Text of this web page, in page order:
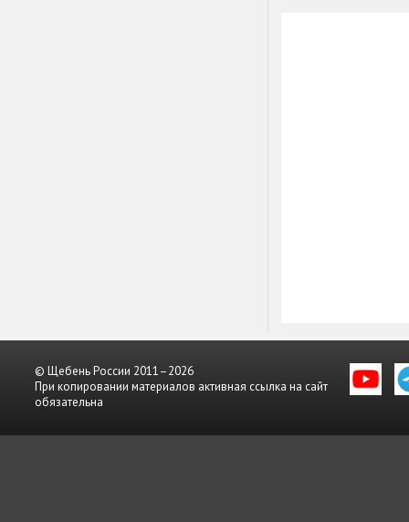
© Щебень России 2011–2026
При копировании материалов активная ссылка на сайт
обязательна